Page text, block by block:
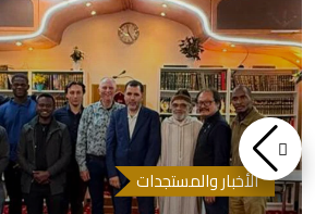
الأخبار والمستجدات